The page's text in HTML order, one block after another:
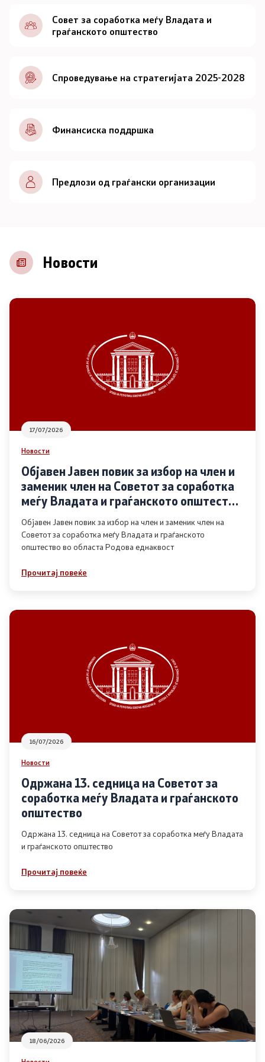
Документи
Совет
За советот
Документи
Записници и дневни редови од седниците на
Советот
Контакт
Основање на здружение
Дијалог меѓу Владата и граѓанскиот сектор
Отворени денови за иницијативи на граѓанските
организации
Финансиска поддршка
Извештаи
Список на ОЈИ
Контакт
Контакт
Линкови
Изјава за пристапност
Со еден клик до сите услуги
Совет за соработка меѓу Владата и
граѓанското општество
Спроведување на стратегијата 2025-2028
Финансиска поддршка
Предлози од граѓански организации
Новости
17/07/2026
Новости
Објавен Јавен повик за избор на член и
заменик член на Советот за соработка
меѓу Владата и граѓанското општество
во областа Родова еднаквост
Објавен Јавен повик за избор на член и заменик член на
Советот за соработка меѓу Владата и граѓанското
општество во областа Родова еднаквост
Прочитај повеќе
16/07/2026
Новости
Одржана 13. седница на Советот за
соработка меѓу Владата и граѓанското
општество
Одржана 13. седница на Советот за соработка меѓу Владата
и граѓанското општество
Прочитај повеќе
18/06/2026